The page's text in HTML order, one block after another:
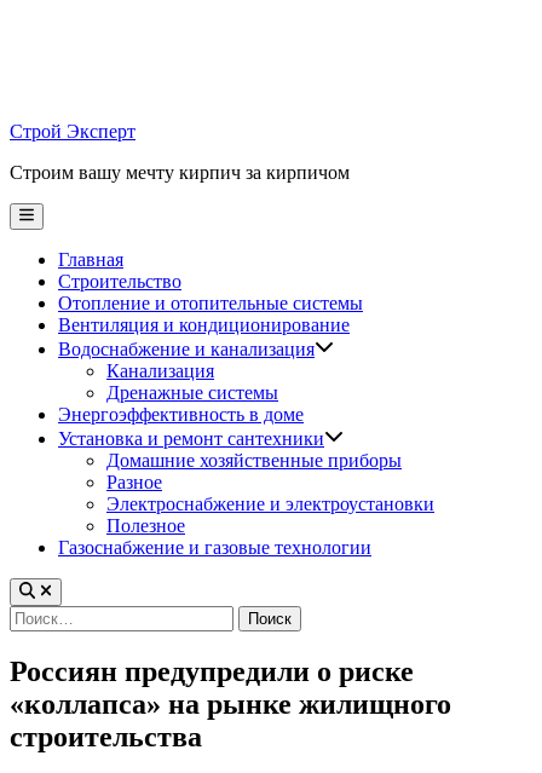
Строй Эксперт
Строим вашу мечту кирпич за кирпичом
Main
Menu
Главная
Строительство
Отопление и отопительные системы
Вентиляция и кондиционирование
Водоснабжение и канализация
Канализация
Дренажные системы
Энергоэффективность в доме
Установка и ремонт сантехники
Домашние хозяйственные приборы
Разное
Электроснабжение и электроустановки
Полезное
Газоснабжение и газовые технологии
Найти:
Россиян предупредили о риске
«коллапса» на рынке жилищного
строительства